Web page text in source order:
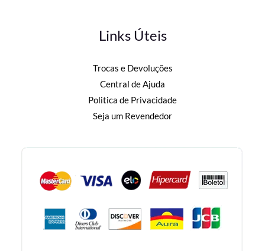
Links Úteis
Trocas e Devoluções
Central de Ajuda
Politica de Privacidade
Seja um Revendedor